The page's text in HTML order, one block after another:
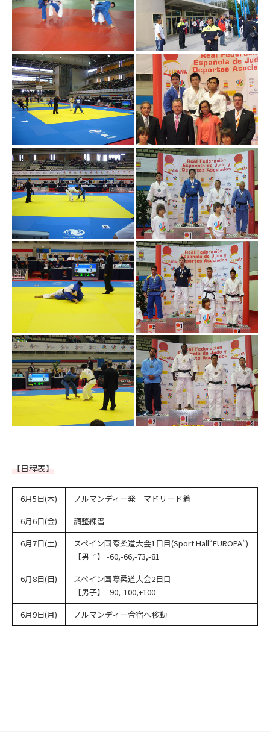
【日程表】
6月5日(木)
ノルマンディー発 マドリード着
6月6日(金)
調整練習
6月7日(土)
スペイン国際柔道大会1日目(Sport Hall“EUROPA”)
【男子】 -60,-66,-73,-81
6月8日(日)
スペイン国際柔道大会2日目
【男子】 -90,-100,+100
6月9日(月)
ノルマンディー合宿へ移動